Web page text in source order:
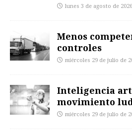
lunes 3 de agosto de 2026
Menos
controles
miércoles 29 de julio de
Inteligencia
movimiento
miércoles 29 de julio de